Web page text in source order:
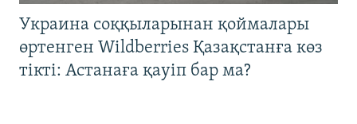
Украина соққыларынан қоймалары
өртенген Wildberries Қазақстанға көз
тікті: Астанаға қауіп бар ма?